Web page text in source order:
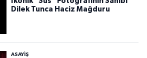
Dilek Tunca Haciz Mağduru
ASAYIŞ